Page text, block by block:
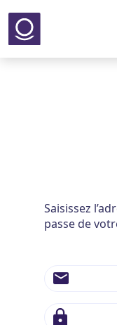
contenu
Saisissez
passe de